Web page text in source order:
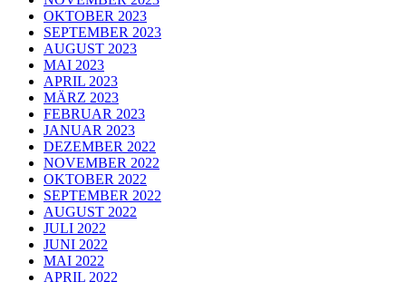
OKTOBER 2023
SEPTEMBER 2023
AUGUST 2023
MAI 2023
APRIL 2023
MÄRZ 2023
FEBRUAR 2023
JANUAR 2023
DEZEMBER 2022
NOVEMBER 2022
OKTOBER 2022
SEPTEMBER 2022
AUGUST 2022
JULI 2022
JUNI 2022
MAI 2022
APRIL 2022